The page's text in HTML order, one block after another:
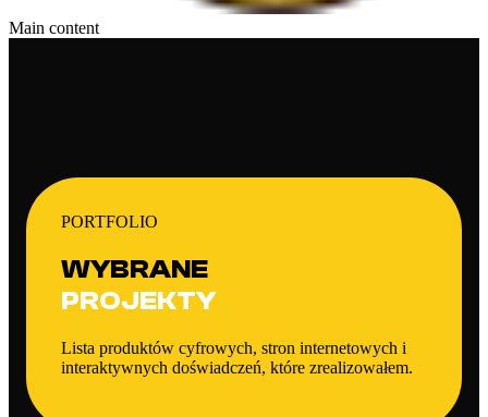
Main content
PORTFOLIO
WYBRANE
PROJEKTY
Lista produktów cyfrowych, stron internetowych i
interaktywnych doświadczeń, które zrealizowałem.